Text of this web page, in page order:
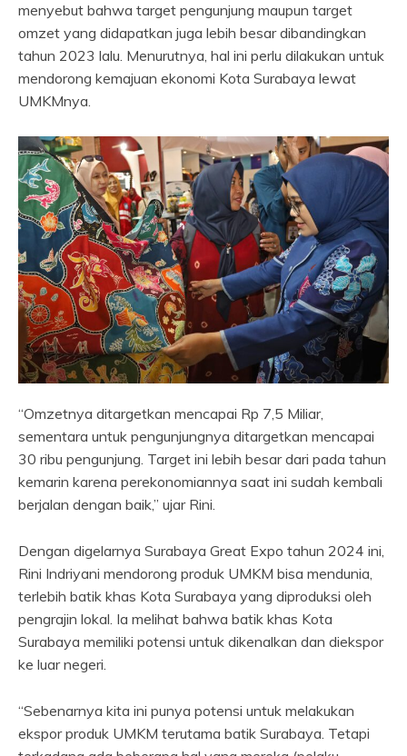
menyebut bahwa target pengunjung maupun target
omzet yang didapatkan juga lebih besar dibandingkan
tahun 2023 lalu. Menurutnya, hal ini perlu dilakukan untuk
mendorong kemajuan ekonomi Kota Surabaya lewat
UMKMnya.
“Omzetnya ditargetkan mencapai Rp 7,5 Miliar,
sementara untuk pengunjungnya ditargetkan mencapai
30 ribu pengunjung. Target ini lebih besar dari pada tahun
kemarin karena perekonomiannya saat ini sudah kembali
berjalan dengan baik,” ujar Rini.
Dengan digelarnya Surabaya Great Expo tahun 2024 ini,
Rini Indriyani mendorong produk UMKM bisa mendunia,
terlebih batik khas Kota Surabaya yang diproduksi oleh
pengrajin lokal. Ia melihat bahwa batik khas Kota
Surabaya memiliki potensi untuk dikenalkan dan diekspor
ke luar negeri.
“Sebenarnya kita ini punya potensi untuk melakukan
ekspor produk UMKM terutama batik Surabaya. Tetapi